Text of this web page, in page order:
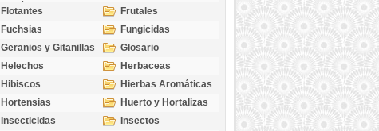
Acuáticas
Flotantes
Frutales
Fuchsias
Fungicidas
Geranios y Gitanillas
Glosario
Helechos
Herbaceas
Hibiscos
Hierbas Aromáticas
Hortensias
Huerto y Hortalizas
Insecticidas
Insectos